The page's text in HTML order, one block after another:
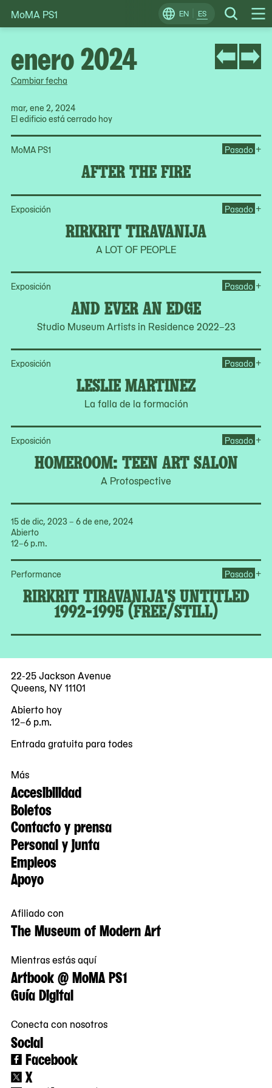
Skip
to
EN ES Search
Change
Locale
MoMA PS1
Cambiar fecha
mar, ene 2, 2024
El edificio está cerrado hoy
MoMA PS1
AFTER THE FIRE
Pasado +
Exposición
RIRKRIT TIRAVANIJA
A LOT OF PEOPLE
Pasado +
Exposición
AND EVER AN EDGE
Studio Museum Artists in Residence 2022–23
Pasado +
Exposición
LESLIE MARTINEZ
La falla de la formación
Pasado +
Exposición
HOMEROOM: TEEN ART SALON
A Protospective
Pasado +
15 de dic, 2023 – 6 de ene, 2024
Abierto
12–6 p.m.
Performance
RIRKRIT TIRAVANIJA'S UNTITLED
1992-1995 (FREE/STILL)
Pasado +
enero 2024
22-25 Jackson Avenue
Queens, NY 11101
Abierto hoy
12–6 p.m.
Entrada gratuita para todes
Más
Accesibilidad
Boletos
Contacto y prensa
Personal y junta
Empleos
Apoyo
Afiliado con
The Museum of Modern Art
Mientras estás aquí
Artbook @ MoMA PS1
Guía Digital
Conecta con nosotros
Social
Facebook
X